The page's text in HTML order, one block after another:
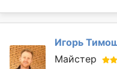
Игорь
Майстер